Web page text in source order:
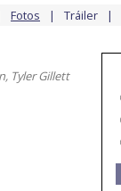
Fotos Tráiler
Tyler Gillett